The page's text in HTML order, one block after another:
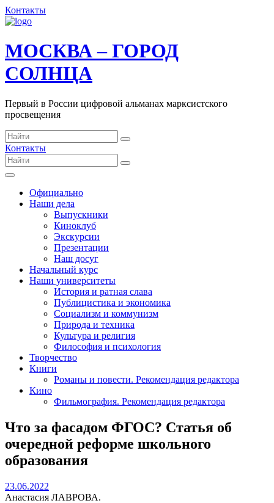
Контакты
МОСКВА – ГОРОД
СОЛНЦА
Первый в России цифровой альманах марксистского
просвещения
Контакты
Официально
Наши дела
Выпускники
Киноклуб
Экскурсии
Презентации
Наш досуг
Начальный курс
Наши университеты
История и ратная слава
Публицистика и экономика
Социализм и коммунизм
Природа и техника
Культура и религия
Философия и психология
Творчество
Книги
Романы и повести. Рекомендация редактора
Кино
Фильмография. Рекомендация редактора
Что за фасадом ФГОС? Статья об
очередной реформе школьного
образования
23.06.2022
Анастасия ЛАВРОВА.